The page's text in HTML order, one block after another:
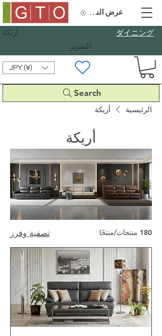
أريكة
​ダイニング
السرير
JPY (¥)
Search
عرض النقاط
الرئيسية أريكة
أريكة
180 منتجات/منتجًا تصفية وفرز